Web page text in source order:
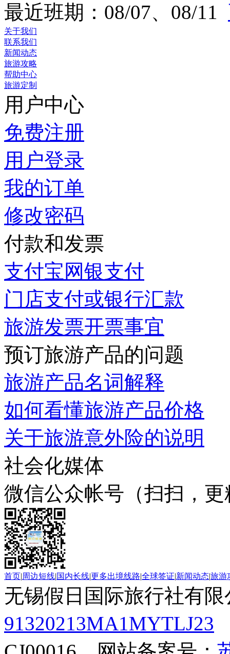
最近班期：08/07、08/11
关于我们
联系我们
新闻动态
旅游攻略
帮助中心
旅游定制
用户中心
免费注册
用户登录
我的订单
修改密码
付款和发票
支付宝网银支付
门店支付或银行汇款
旅游发票开票事宜
预订旅游产品的问题
旅游产品名词解释
如何看懂旅游产品价格
关于旅游意外险的说明
社会化媒体
微信公众帐号（扫扫，更
首页|周边短线|国内长线|更多出境线路|全球签证|新闻动态|旅游
无锡假日国际旅行社有
91320213MA1MYTLJ23